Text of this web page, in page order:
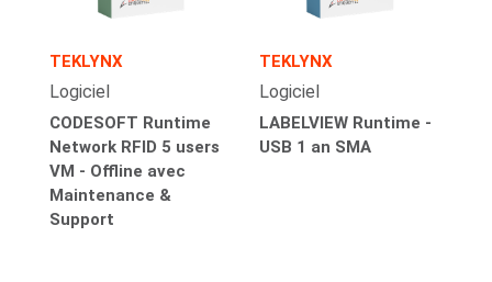
TEKLYNX
Logiciel
CODESOFT Runtime
Network RFID 5 users
VM - Offline avec
Maintenance &
Support
TEKLYNX
Logiciel
LABELVIEW Runtime -
USB 1 an SMA